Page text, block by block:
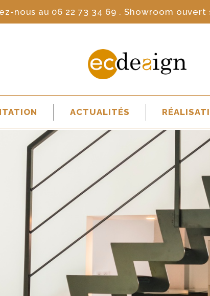
nous au 06 22 73 34 69 . Showroom ouvert
ACTUALITÉS